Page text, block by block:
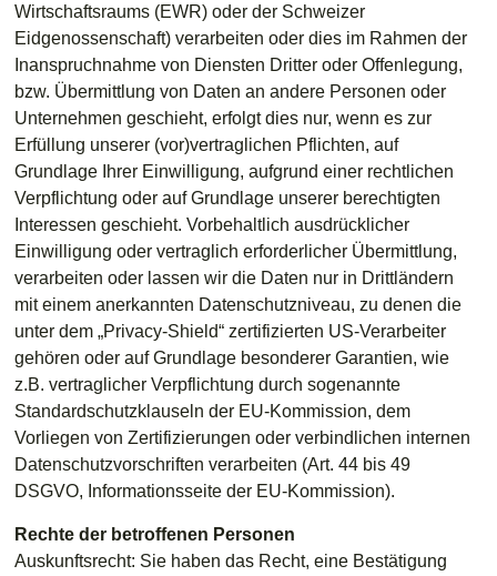
Wirtschaftsraums (EWR) oder der Schweizer
Eidgenossenschaft) verarbeiten oder dies im Rahmen der
Inanspruchnahme von Diensten Dritter oder Offenlegung,
bzw. Übermittlung von Daten an andere Personen oder
Unternehmen geschieht, erfolgt dies nur, wenn es zur
Erfüllung unserer (vor)vertraglichen Pflichten, auf
Grundlage Ihrer Einwilligung, aufgrund einer rechtlichen
Verpflichtung oder auf Grundlage unserer berechtigten
Interessen geschieht. Vorbehaltlich ausdrücklicher
Einwilligung oder vertraglich erforderlicher Übermittlung,
verarbeiten oder lassen wir die Daten nur in Drittländern
mit einem anerkannten Datenschutzniveau, zu denen die
unter dem „Privacy-Shield“ zertifizierten US-Verarbeiter
gehören oder auf Grundlage besonderer Garantien, wie
z.B. vertraglicher Verpflichtung durch sogenannte
Standardschutzklauseln der EU-Kommission, dem
Vorliegen von Zertifizierungen oder verbindlichen internen
Datenschutzvorschriften verarbeiten (Art. 44 bis 49
DSGVO, Informationsseite der EU-Kommission).
Rechte der betroffenen Personen
Auskunftsrecht: Sie haben das Recht, eine Bestätigung